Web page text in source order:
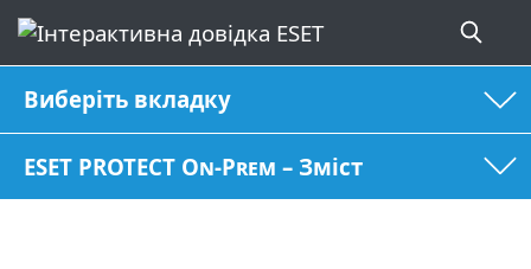
Виберіть вкладку
ESET PROTECT On-Prem – Зміст